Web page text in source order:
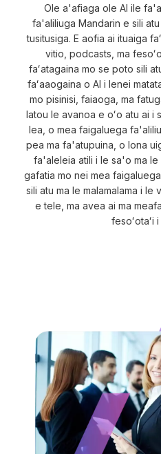
Ole a'afiaga ole AI ile
fa'aliliuga Mandarin e sili
tusitusiga. E aofia ai ituaiga
vitio, podcasts, ma
faʻatagaina mo se poto sili
faʻaaogaina o AI i lenei
mo pisinisi, faiaoga, ma
latou le avanoa e oʻo atu ai i
lea, o mea faigaluega
pea ma fa'atupuina, o lona
fa'aleleia atili i le sa'o ma
gafatia mo nei mea
sili atu ma le malamalama i le
e tele, ma avea ai ma
fesoʻotaʻi